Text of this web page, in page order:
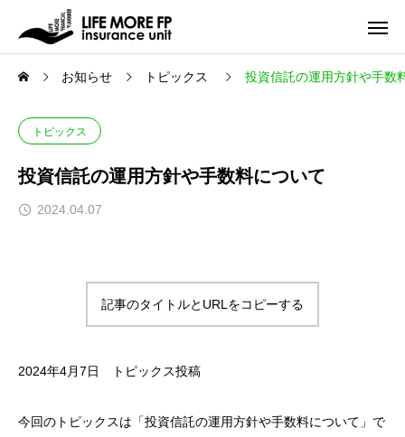
お知らせ トピックス 投資信託の運用方針や手数
トピックス
投資信託の運用方針や手数料について
2024.04.07
記事のタイトルとURLをコピーする
2024年4月7日 トピックス投稿
今回のトピックスは「投資信託の運用方針や手数料について」で